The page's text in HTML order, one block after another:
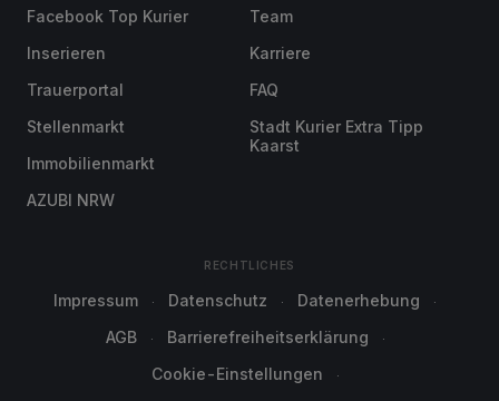
Facebook Top Kurier
Inserieren
Trauerportal
Stellenmarkt
Immobilienmarkt
AZUBI NRW
Team
Karriere
FAQ
Stadt Kurier Extra Tipp
Kaarst
RECHTLICHES
Impressum Datenschutz
Datenerhebung
AGB
Barrierefreiheitserklärung
Cookie-Einstellungen